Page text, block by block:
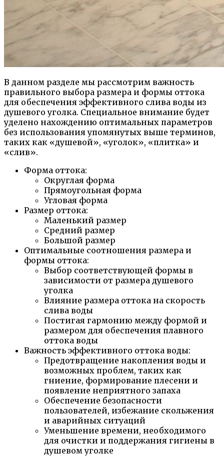
В данном разделе мы рассмотрим важность
правильного выбора размера и формы оттока
для обеспечения эффективного слива воды из
душевого уголка. Специальное внимание будет
уделено нахождению оптимальных параметров
без использования упомянутых выше терминов,
таких как «душевой», «уголок», «плитка» и
«слив».
Форма оттока:
Округлая форма
Прямоугольная форма
Угловая форма
Размер оттока:
Маленький размер
Средний размер
Большой размер
Оптимальные соотношения размера и
формы оттока:
Выбор соответствующей формы в
зависимости от размера душевого
уголка
Влияние размера оттока на скорость
слива воды
Постигая гармонию между формой и
размером для обеспечения плавного
оттока воды
Важность эффективного оттока воды:
Предотвращение накопления воды и
возможных проблем, таких как
гниение, формирование плесени и
появление неприятного запаха
Обеспечение безопасности
пользователей, избежание скольжения
и аварийных ситуаций
Уменьшение времени, необходимого
для очистки и поддержания гигиены в
душевом уголке